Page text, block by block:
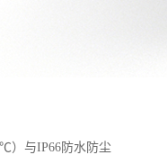
℃）与IP66防水防尘